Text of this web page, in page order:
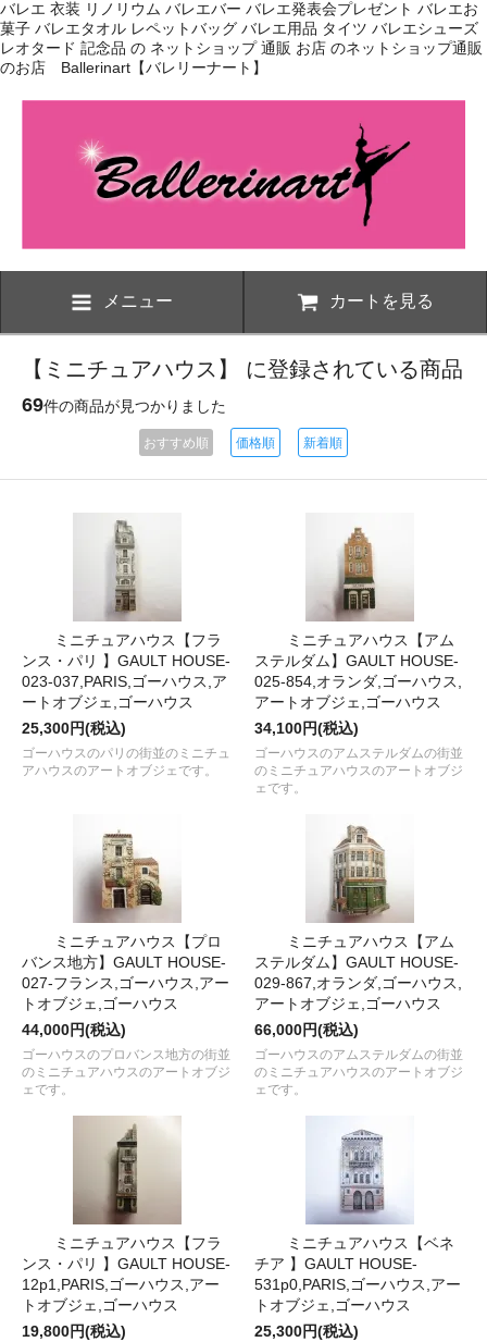
バレエ 衣装 リノリウム バレエバー バレエ発表会プレゼント バレエお
菓子 バレエタオル レペットバッグ バレエ用品 タイツ バレエシューズ
レオタード 記念品 の ネットショップ 通販 お店 のネットショップ通販
のお店 Ballerinart【バレリーナート】
メニュー カートを見る
【ミニチュアハウス】 に登録されている商品
69件の商品が見つかりました
おすすめ順 価格順 新着順
ミニチュアハウス【フラ
ンス・パリ 】GAULT HOUSE-
023-037,PARIS,ゴーハウス,ア
ートオブジェ,ゴーハウス
25,300円(税込)
ゴーハウスのパリの街並のミニチュ
アハウスのアートオブジェです。
ミニチュアハウス【アム
ステルダム】GAULT HOUSE-
025-854,オランダ,ゴーハウス,
アートオブジェ,ゴーハウス
34,100円(税込)
ゴーハウスのアムステルダムの街並
のミニチュアハウスのアートオブジ
ェです。
ミニチュアハウス【プロ
バンス地方】GAULT HOUSE-
027-フランス,ゴーハウス,アー
トオブジェ,ゴーハウス
44,000円(税込)
ゴーハウスのプロバンス地方の街並
のミニチュアハウスのアートオブジ
ェです。
ミニチュアハウス【アム
ステルダム】GAULT HOUSE-
029-867,オランダ,ゴーハウス,
アートオブジェ,ゴーハウス
66,000円(税込)
ゴーハウスのアムステルダムの街並
のミニチュアハウスのアートオブジ
ェです。
ミニチュアハウス【フラ
ンス・パリ 】GAULT HOUSE-
12p1,PARIS,ゴーハウス,アー
トオブジェ,ゴーハウス
19,800円(税込)
ミニチュアハウス【ベネ
チア 】GAULT HOUSE-
531p0,PARIS,ゴーハウス,アー
トオブジェ,ゴーハウス
25,300円(税込)